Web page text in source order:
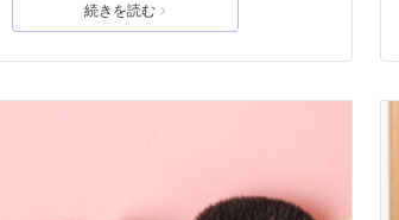
続きを読む